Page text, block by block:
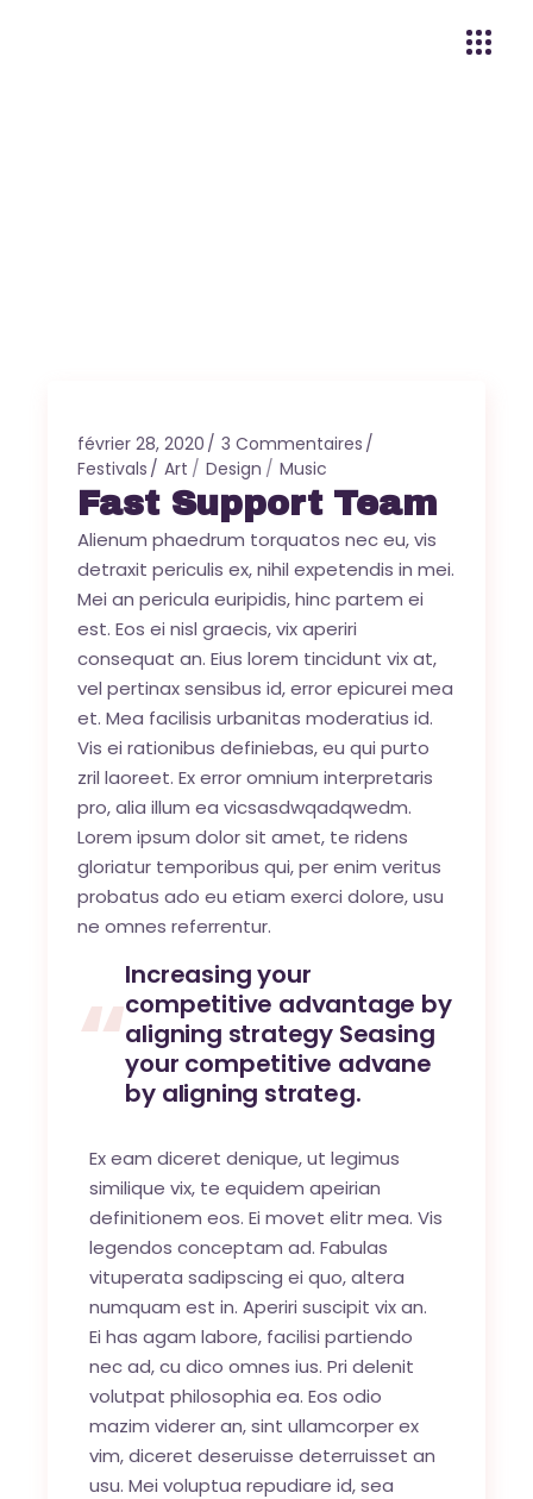
février 28, 2020
3 Commentaires
Festivals
Art Design Music
Fast Support Team
Alienum phaedrum torquatos nec eu, vis
detraxit periculis ex, nihil expetendis in mei.
Mei an pericula euripidis, hinc partem ei
est. Eos ei nisl graecis, vix aperiri
consequat an. Eius lorem tincidunt vix at,
vel pertinax sensibus id, error epicurei mea
et. Mea facilisis urbanitas moderatius id.
Vis ei rationibus definiebas, eu qui purto
zril laoreet. Ex error omnium interpretaris
pro, alia illum ea vicsasdwqadqwedm.
Lorem ipsum dolor sit amet, te ridens
gloriatur temporibus qui, per enim veritus
probatus ado eu etiam exerci dolore, usu
ne omnes referrentur.
Increasing your
competitive advantage by
aligning strategy Seasing
your competitive advane
by aligning strateg.
Ex eam diceret denique, ut legimus
similique vix, te equidem apeirian
definitionem eos. Ei movet elitr mea. Vis
legendos conceptam ad. Fabulas
vituperata sadipscing ei quo, altera
numquam est in. Aperiri suscipit vix an.
Ei has agam labore, facilisi partiendo
nec ad, cu dico omnes ius. Pri delenit
volutpat philosophia ea. Eos odio
mazim viderer an, sint ullamcorper ex
vim, diceret deseruisse deterruisset an
usu. Mei voluptua repudiare id, sea